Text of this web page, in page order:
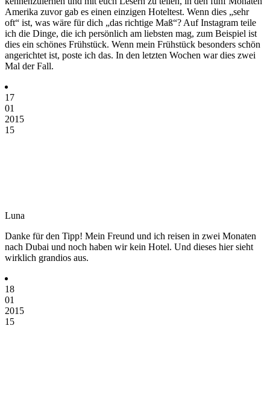
Amerika zuvor gab es einen einzigen Hoteltest. Wenn dies „sehr
oft“ ist, was wäre für dich „das richtige Maß“? Auf Instagram teile
ich die Dinge, die ich persönlich am liebsten mag, zum Beispiel ist
dies ein schönes Frühstück. Wenn mein Frühstück besonders schön
angerichtet ist, poste ich das. In den letzten Wochen war dies zwei
Mal der Fall.
17
01
2015
15
Luna
Danke für den Tipp! Mein Freund und ich reisen in zwei Monaten
nach Dubai und noch haben wir kein Hotel. Und dieses hier sieht
wirklich grandios aus.
18
01
2015
15